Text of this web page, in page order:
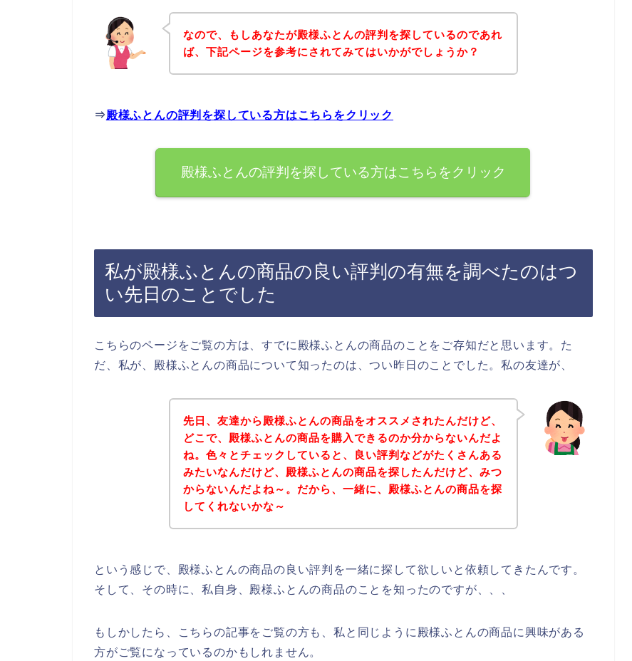
なので、もしあなたが殿様ふとんの評判を探しているのであれ
ば、下記ページを参考にされてみてはいかがでしょうか？
⇒殿様ふとんの評判を探している方はこちらをクリック
殿様ふとんの評判を探している方はこちらをクリック
私が殿様ふとんの商品の良い評判の有無を調べたのはつ
い先日のことでした
こちらのページをご覧の方は、すでに殿様ふとんの商品のことをご存知だと思います。た
だ、私が、殿様ふとんの商品について知ったのは、つい昨日のことでした。私の友達が、
先日、友達から殿様ふとんの商品をオススメされたんだけど、
どこで、殿様ふとんの商品を購入できるのか分からないんだよ
ね。色々とチェックしていると、良い評判などがたくさんある
みたいなんだけど、殿様ふとんの商品を探したんだけど、みつ
からないんだよね～。だから、一緒に、殿様ふとんの商品を探
してくれないかな～
という感じで、殿様ふとんの商品の良い評判を一緒に探して欲しいと依頼してきたんです。
そして、その時に、私自身、殿様ふとんの商品のことを知ったのですが、、、
もしかしたら、こちらの記事をご覧の方も、私と同じように殿様ふとんの商品に興味がある
方がご覧になっているのかもしれません。